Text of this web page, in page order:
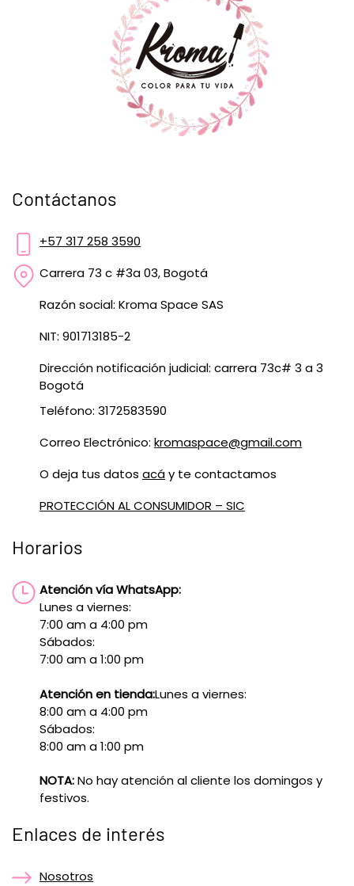
Contáctanos
+57 317 258 3590
Carrera 73 c #3a 03, Bogotá
Razón social: Kroma Space SAS
NIT: 901713185-2
Dirección notificación judicial: carrera 73c# 3 a 3
Bogotá
Teléfono: 3172583590
Correo Electrónico: kromaspace@gmail.com
O deja tus datos acáy te contactamos
PROTECCIÓN AL CONSUMIDOR – SIC
Horarios
Atención vía WhatsApp:
Lunes a viernes:
7:00 am a 4:00 pm
Sábados:
7:00 am a 1:00 pm
Atención en tienda:Lunes a viernes:
8:00 am a 4:00 pm
Sábados:
8:00 am a 1:00 pm
NOTA:No hay atención al cliente los domingos y
festivos.
Enlaces de interés
Nosotros